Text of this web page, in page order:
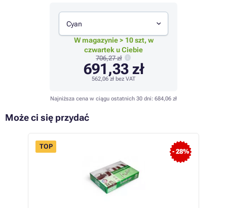
Cyan
W magazynie > 10 szt, w
czwartek u Ciebie
706,27 zł
691,33 zł
562,06 zł bez VAT
Najniższa cena w ciągu ostatnich 30 dni: 684,06 zł
Może ci się przydać
- 28%
TOP